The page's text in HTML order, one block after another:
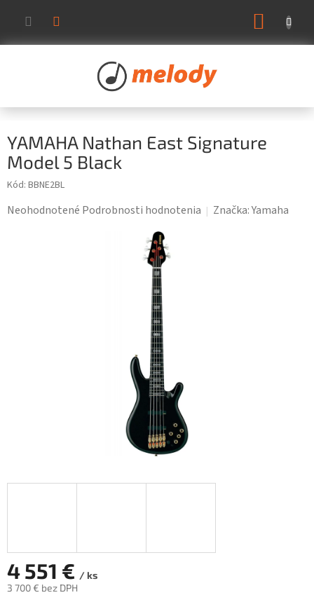
obsah
YAMAHA Nathan East Signature
Model 5 Black
Kód: BBNE2BL
Priemerné
Neohodnotené Podrobnosti hodnotenia Značka:Yamaha
4 551 € / ks
3 700 € bez DPH